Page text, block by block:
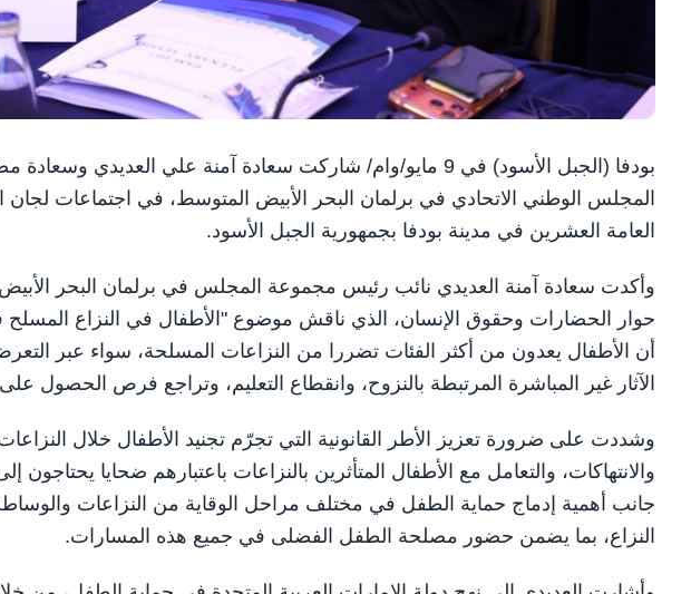
بودفا (الجبل الأسود) في 9 مايو/وام/ شاركت سعادة آمنة علي
المجلس الوطني الاتحادي في برلمان البحر الأبيض المتوسط، في اجتماعات
العامة العشرين في مدينة بودفا بجمهورية الجبل الأسود.
وأكدت سعادة آمنة العديدي نائب رئيس مجموعة المجلس في برلمان البحر
حوار الحضارات وحقوق الإنسان، الذي ناقش موضوع "الأطفال في النزاع المسلح
أن الأطفال يعدون من أكثر الفئات تضررا من النزاعات المسلحة، سواء عبر
الآثار غير المباشرة المرتبطة بالنزوح، وانقطاع التعليم، وتراجع فرص الحصول
وشددت على ضرورة تعزيز الأطر القانونية التي تجرّم تجنيد الأطفال خلال
والانتهاكات، والتعامل مع الأطفال المتأثرين بالنزاعات باعتبارهم ضحايا يحتاجون
جانب أهمية إدماج حماية الطفل في مختلف مراحل الوقاية من النزاعات والوساطة
النزاع، بما يضمن حضور مصلحة الطفل الفضلى في جميع هذه المسارات.